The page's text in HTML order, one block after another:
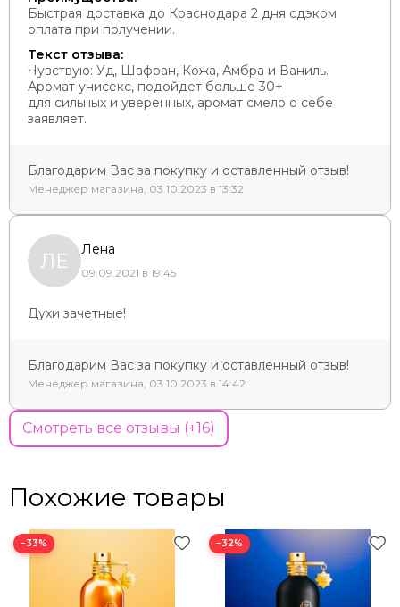
Быстрая доставка до Краснодара 2 дня сдэком
оплата при получении.
Текст отзыва:
Чувствую: Уд, Шафран, Кожа, Амбра и Ваниль.
Аромат унисекс, подойдет больше 30+
для сильных и уверенных, аромат смело о себе
заявляет.
Благодарим Вас за покупку и оставленный отзыв!
Менеджер магазина, 03.10.2023 в 13:32
ЛЕ Лена
09.09.2021 в 19:45
Духи зачетные!
Благодарим Вас за покупку и оставленный отзыв!
Менеджер магазина, 03.10.2023 в 14:42
Смотреть все отзывы (+16)
Похожие товары
−33% −32%